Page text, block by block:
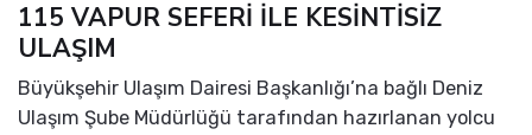
115 VAPUR SEFERİ İLE KESİNTİSİZ
ULAŞIM
Büyükşehir Ulaşım Dairesi Başkanlığı’na bağlı Deniz
Ulaşım Şube Müdürlüğü tarafından hazırlanan yolcu